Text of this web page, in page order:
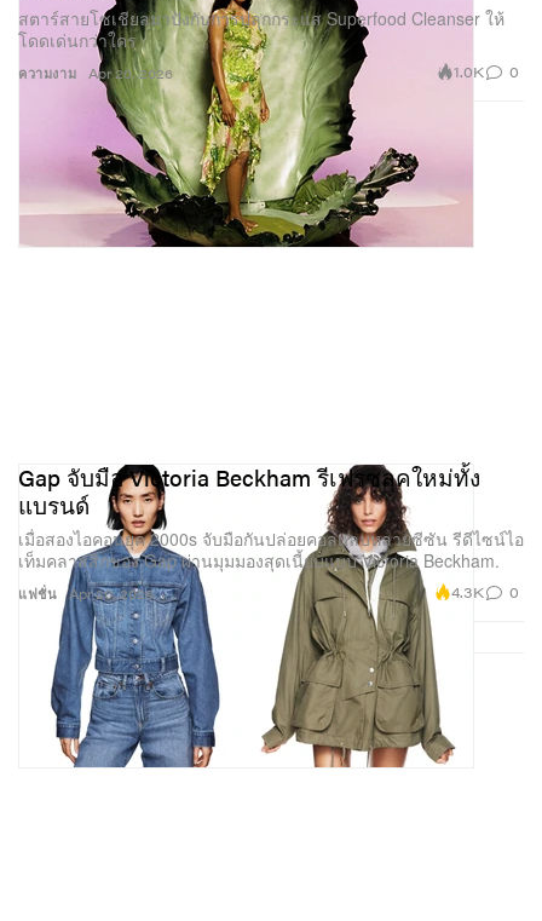
ความงาม
สตาร์สายโซเชียลมาปังกับการปลุกกระแส Superfood Cleanser ให้
โดดเด่นกว่าใคร
Apr 20, 2026 1.0K 0
แฟชั่น
Gap จับมือ Victoria Beckham รีเฟรชลุคใหม่ทั้ง
แบรนด์
เมื่อสองไอคอนยุค 2000s จับมือกันปล่อยคอลแลบหลายซีซัน รีดีไซน์ไอ
เท็มคลาสสิกของ Gap ผ่านมุมมองสุดเนี้ยบแบบ Victoria Beckham.
Apr 20, 2026 4.3K 0